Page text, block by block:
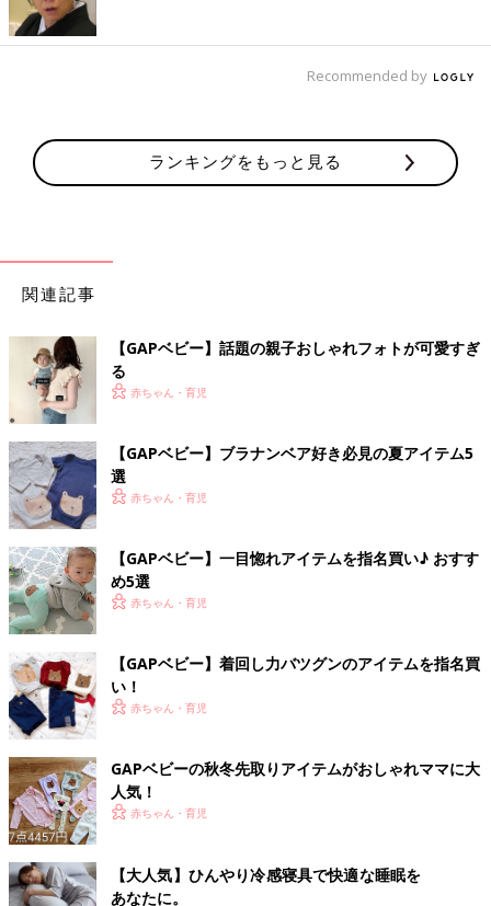
Recommended by
ランキングをもっと見る
関連記事
【GAPベビー】話題の親子おしゃれフォトが可愛すぎ
る
赤ちゃん・育児
【GAPベビー】ブラナンベア好き必見の夏アイテム5
選
赤ちゃん・育児
【GAPベビー】一目惚れアイテムを指名買い♪ おすす
め5選
赤ちゃん・育児
【GAPベビー】着回し力バツグンのアイテムを指名買
い！
赤ちゃん・育児
GAPベビーの秋冬先取りアイテムがおしゃれママに大
人気！
赤ちゃん・育児
【大人気】ひんやり冷感寝具で快適な睡眠を
あなたに。